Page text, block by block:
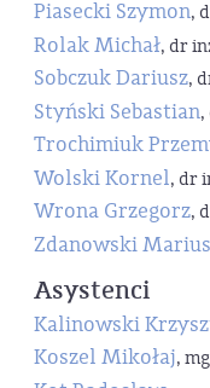
Piasecki Szymon,
Rolak Michał, dr
Sobczuk Dariusz,
Styński Sebastian,
Trochimiuk
Wolski Kornel, dr
Wrona Grzegorz,
Zdanowski
Asystenci
Kalinowski
Koszel Mikołaj,